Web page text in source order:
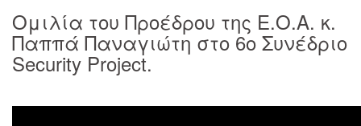
Ομιλία του Προέδρου της Ε.Ο.Α. κ.
Παππά Παναγιώτη στο 6ο Συνέδριο
Security Project.